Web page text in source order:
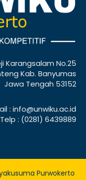
Karangsalam No.25
Kab. Banyumas
Jawa Tengah 53152
: info@unwiku.ac.id
Telp : (0281) 6439889
Purwokerto